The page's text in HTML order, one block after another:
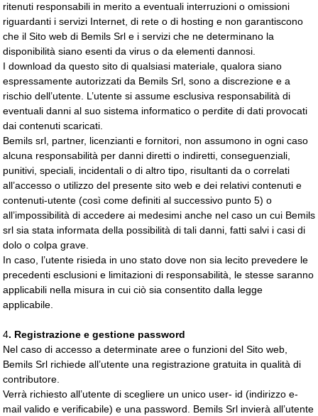
ritenuti responsabili in merito a eventuali interruzioni o omissioni
riguardanti i servizi Internet, di rete o di hosting e non garantiscono
che il Sito web di Bemils Srl e i servizi che ne determinano la
disponibilità siano esenti da virus o da elementi dannosi.
I download da questo sito di qualsiasi materiale, qualora siano
espressamente autorizzati da Bemils Srl, sono a discrezione e a
rischio dell’utente. L’utente si assume esclusiva responsabilità di
eventuali danni al suo sistema informatico o perdite di dati provocati
dai contenuti scaricati.
Bemils srl, partner, licenzianti e fornitori, non assumono in ogni caso
alcuna responsabilità per danni diretti o indiretti, conseguenziali,
punitivi, speciali, incidentali o di altro tipo, risultanti da o correlati
all’accesso o utilizzo del presente sito web e dei relativi contenuti e
contenuti-utente (così come definiti al successivo punto 5) o
all’impossibilità di accedere ai medesimi anche nel caso un cui Bemils
srl sia stata informata della possibilità di tali danni, fatti salvi i casi di
dolo o colpa grave.
In caso, l’utente risieda in uno stato dove non sia lecito prevedere le
precedenti esclusioni e limitazioni di responsabilità, le stesse saranno
applicabili nella misura in cui ciò sia consentito dalla legge
applicabile.
4. Registrazione e gestione password
Nel caso di accesso a determinate aree o funzioni del Sito web,
Bemils Srl richiede all’utente una registrazione gratuita in qualità di
contributore.
Verrà richiesto all’utente di scegliere un unico user- id (indirizzo e-
mail valido e verificabile) e una password. Bemils Srl invierà all’utente